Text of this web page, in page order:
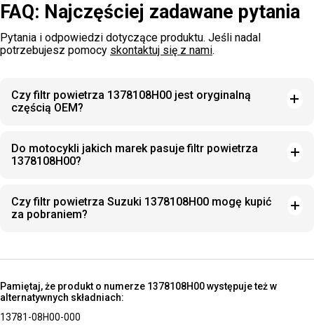
FAQ: Najczęściej zadawane pytania
Pytania i odpowiedzi dotyczące produktu. Jeśli nadal
potrzebujesz pomocy skontaktuj się z nami.
Czy filtr powietrza 1378108H00 jest oryginalną
częścią OEM?
Do motocykli jakich marek pasuje filtr powietrza
1378108H00?
Czy filtr powietrza Suzuki 1378108H00 mogę kupić
za pobraniem?
Pamiętaj, że produkt o numerze 1378108H00 występuje też w
alternatywnych składniach:
13781-08H00-000